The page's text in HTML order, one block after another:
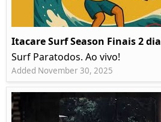
Itacare Surf Season Finais 2 dia
Surf Paratodos. Ao vivo!
Added November 30, 2025